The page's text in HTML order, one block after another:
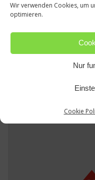
Wir verwenden Cookies, um
optimieren.
Nur
Cookie